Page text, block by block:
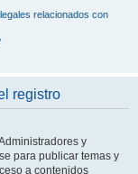
relacionados con
registro
y
para publicar temas y
a contenidos